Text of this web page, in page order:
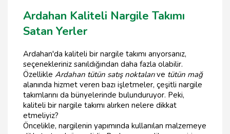
Ardahan Kaliteli Nargile Takımı
Satan Yerler
Ardahan'da kaliteli bir nargile takımı arıyorsanız,
seçenekleriniz sanıldığından daha fazla olabilir.
Özellikle Ardahan tütün satış noktalarıve tütün mağ
alanında hizmet veren bazı işletmeler, çeşitli nargile
takımlarını da bünyelerinde bulunduruyor. Peki,
kaliteli bir nargile takımı alırken nelere dikkat
etmeliyiz?
Öncelikle, nargilenin yapımında kullanılan malzemeye